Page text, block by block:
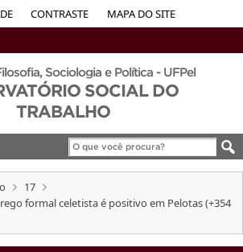
CONTRASTE MAPA DO SITE
Sociologia e Política - UFPel
SOCIAL DO
TRABALHO
17
formal celetista é positivo em Pelotas (+354